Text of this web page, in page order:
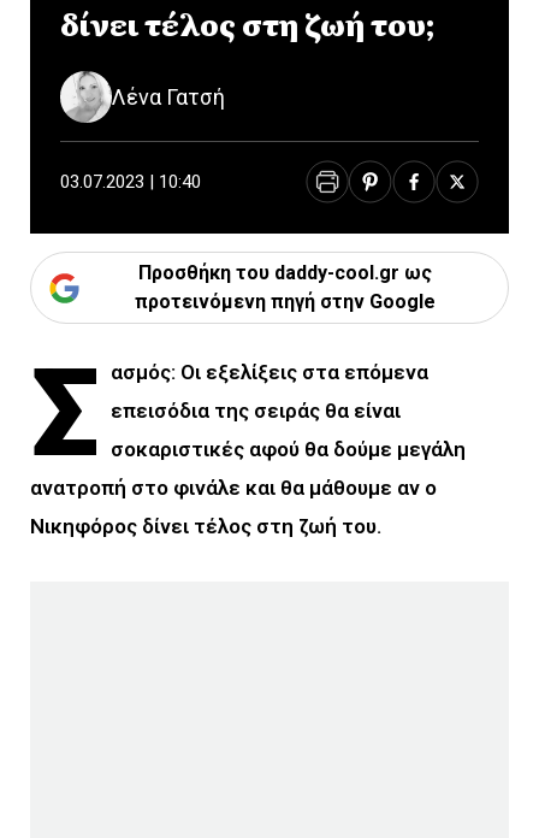
δίνει τέλος στη ζωή του;
Λένα Γατσή
03.07.2023 | 10:40
Προσθήκη του daddy-cool.gr ως
προτεινόμενη πηγή στην Google
Σ
ασμός: Οι εξελίξεις στα επόμενα
επεισόδια της σειράς θα είναι
σοκαριστικές αφού θα δούμε μεγάλη
ανατροπή στο φινάλε και θα μάθουμε αν ο
Νικηφόρος δίνει τέλος στη ζωή του.